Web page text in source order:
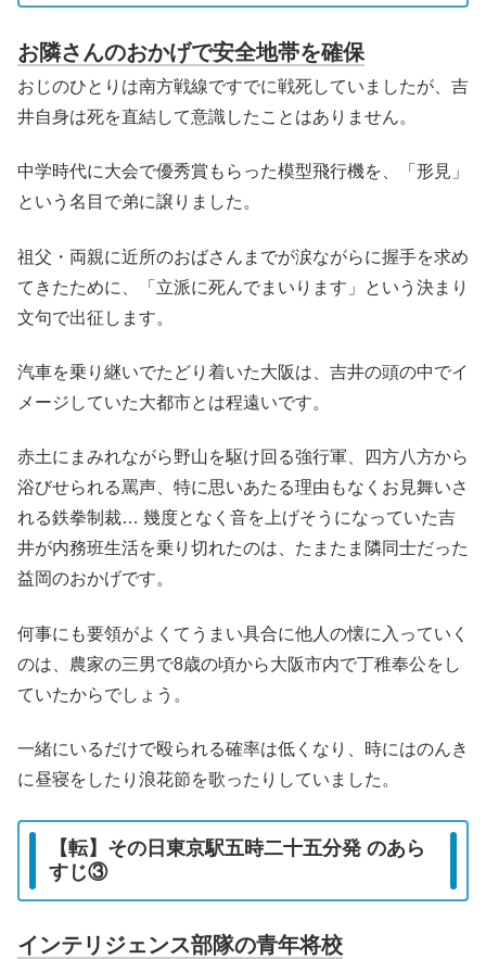
お隣さんのおかげで安全地帯を確保
おじのひとりは南方戦線ですでに戦死していましたが、吉
井自身は死を直結して意識したことはありません。
中学時代に大会で優秀賞もらった模型飛行機を、「形見」
という名目で弟に譲りました。
祖父・両親に近所のおばさんまでが涙ながらに握手を求め
てきたために、「立派に死んでまいります」という決まり
文句で出征します。
汽車を乗り継いでたどり着いた大阪は、吉井の頭の中でイ
メージしていた大都市とは程遠いです。
赤土にまみれながら野山を駆け回る強行軍、四方八方から
浴びせられる罵声、特に思いあたる理由もなくお見舞いさ
れる鉄拳制裁… 幾度となく音を上げそうになっていた吉
井が内務班生活を乗り切れたのは、たまたま隣同士だった
益岡のおかげです。
何事にも要領がよくてうまい具合に他人の懐に入っていく
のは、農家の三男で8歳の頃から大阪市内で丁稚奉公をし
ていたからでしょう。
一緒にいるだけで殴られる確率は低くなり、時にはのんき
に昼寝をしたり浪花節を歌ったりしていました。
【転】その日東京駅五時二十五分発 のあら
すじ③
インテリジェンス部隊の青年将校